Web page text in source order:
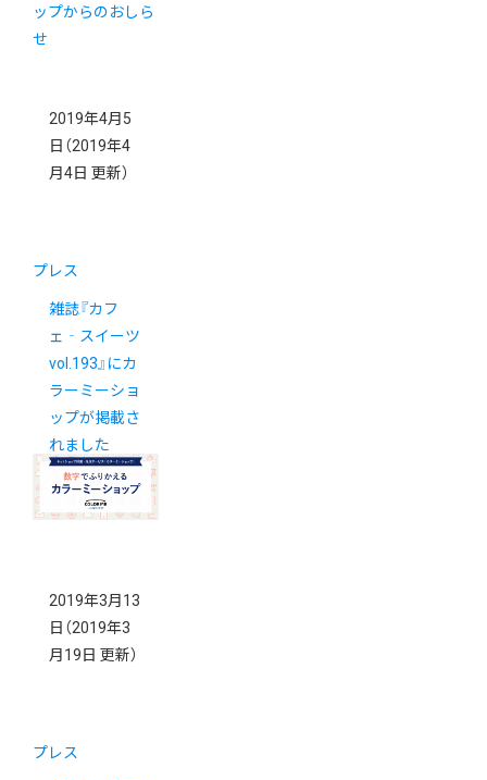
2019年4月5
日 （2019年4
月4日 更新）
プレス
雑誌『カフ
ェ‐スイーツ
vol.193』にカ
ラーミーショ
ップが掲載さ
れました
2019年3月13
日 （2019年3
月19日 更新）
プレス